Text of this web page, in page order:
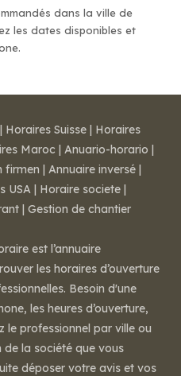
dans la ville de
les dates disponibles et
| Horaires Suisse | Horaires
Maroc | Anuario-horario |
firmen | Annuaire inversé |
USA | Horaire societe |
| Gestion de chantier
est l’annuaire
les horaires d’ouverture
Besoin d'une
les heures d’ouverture,
le professionnel par ville ou
la société que vous
déposer votre avis et vos